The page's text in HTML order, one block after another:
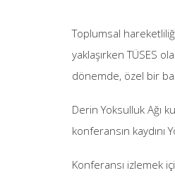
Toplumsal
yaklaşırken TÜSES
dönemde, özel bir
Derin Yoksulluk Ağı
konferansın kaydını
Konferansı izlemek